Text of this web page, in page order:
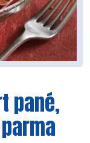
pané,